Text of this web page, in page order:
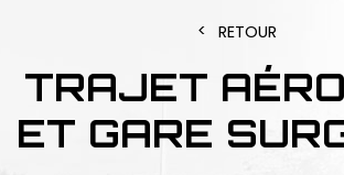
RETOUR
TRAJET
ET GARE